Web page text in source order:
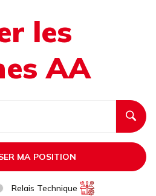
les
AA
MA POSITION
Relais Technique